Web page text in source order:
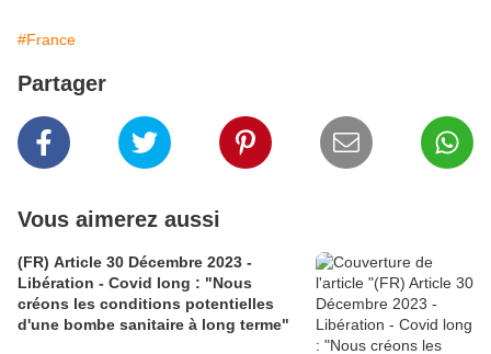
#France
Partager
Vous aimerez aussi
(FR) Article 30 Décembre 2023 -
Libération - Covid long : "Nous
créons les conditions potentielles
d'une bombe sanitaire à long terme"